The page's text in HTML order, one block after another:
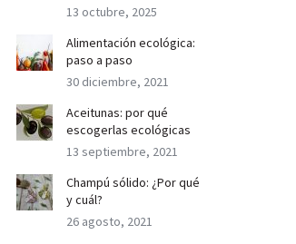
13 octubre, 2025
Alimentación ecológica:
paso a paso
30 diciembre, 2021
Aceitunas: por qué
escogerlas ecológicas
13 septiembre, 2021
Champú sólido: ¿Por qué
y cuál?
26 agosto, 2021